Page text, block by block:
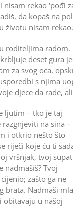
rekao ‘pođi
da kopaš na
životu nisam rekao.
roditeljima
deset gura
za svog oca,
s njima
djece da rade,
ljutim – tko je taj
razgnjeviti na sina
i otkrio nešto što
riječi koje ću ti
vršnjak, tvoj
nadmašiš? Tvoj
zašto ga ne
brata. Nadmaši
obitavaju u našoj